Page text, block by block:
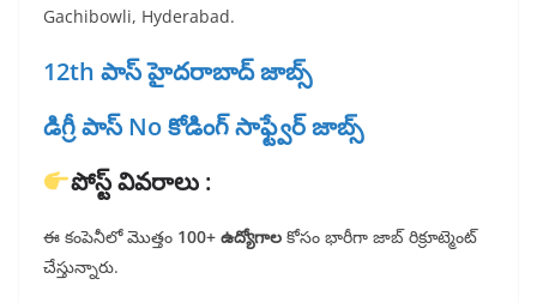
Gachibowli, Hyderabad.
12th పాస్ హైదరాబాద్ జాబ్స్
డిగ్రీ పాస్ No కోడింగ్ సాఫ్ట్వేర్ జాబ్స్
పోస్ట్ వివరాలు :
ఈ కంపెనీలో మొత్తం 100+ ఉద్యోగాల కోసం భారీగా జాబ్ రిక్రూట్మెంట్
చేస్తున్నారు.